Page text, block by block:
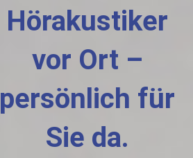
Hörakustiker
vor Ort –
persönlich für
Sie da.